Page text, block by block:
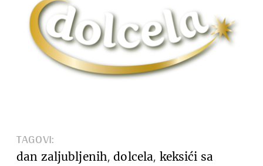
TAGOVI:
dan zaljubljenih,dolcela, keksići sa